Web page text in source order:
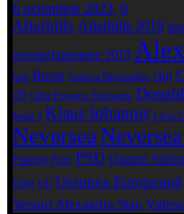
6 octombrie 2023, 0
Afterhills Afterhills 2019
europarlamentare 2019
best Brexit Camera Deputaţilor cluj
19 Călin Popescu Tăriceanu
Jessie J Klaus Iohannis Liviu
Neversea
Paraziții Poze PSD Qassem
Uber UE Uniunea Europeană
Versuri Alexandra Stan